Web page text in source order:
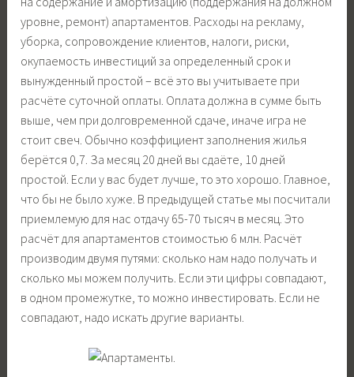
уровне, ремонт) апартаментов. Расходы на рекламу,
уборка, сопровождение клиентов, налоги, риски,
окупаемость инвестиций за определенный срок и
вынужденный простой – всё это вы учитываете при
расчёте суточной оплаты. Оплата должна в сумме быть
выше, чем при долговременной сдаче, иначе игра не
стоит свеч. Обычно коэффициент заполнения жилья
берётся 0,7. За месяц 20 дней вы сдаёте, 10 дней
простой. Если у вас будет лучше, то это хорошо. Главное,
что бы не было хуже. В предыдущей статье мы посчитали
приемлемую для нас отдачу 65-70 тысяч в месяц. Это
расчёт для апартаментов стоимостью 6 млн. Расчёт
производим двумя путями: сколько нам надо получать и
сколько мы можем получить. Если эти цифры совпадают,
в одном промежутке, то можно инвестировать. Если не
совпадают, надо искать другие варианты.